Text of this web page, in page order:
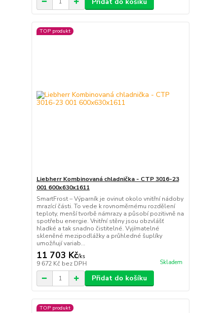
TOP produkt
Liebherr Kombinovaná chladnička - CTP 3016-23
001 600x630x1611
SmartFrost – Výparník je ovinut okolo vnitřní nádoby
mrazící části. To vede k rovnoměrnému rozdělení
teploty, menší tvorbě námrazy a působí pozitivně na
spotřebu energie. Vnitřní stěny jsou obzvlášť
hladké a tak snadno čistitelné. Vyjímatelné
skleněné mezipodlážky a průhledné šuplíky
umožňují variab...
11 703 Kč/ks
9 672 Kč bez DPH Skladem
Přidat do košíku
TOP produkt